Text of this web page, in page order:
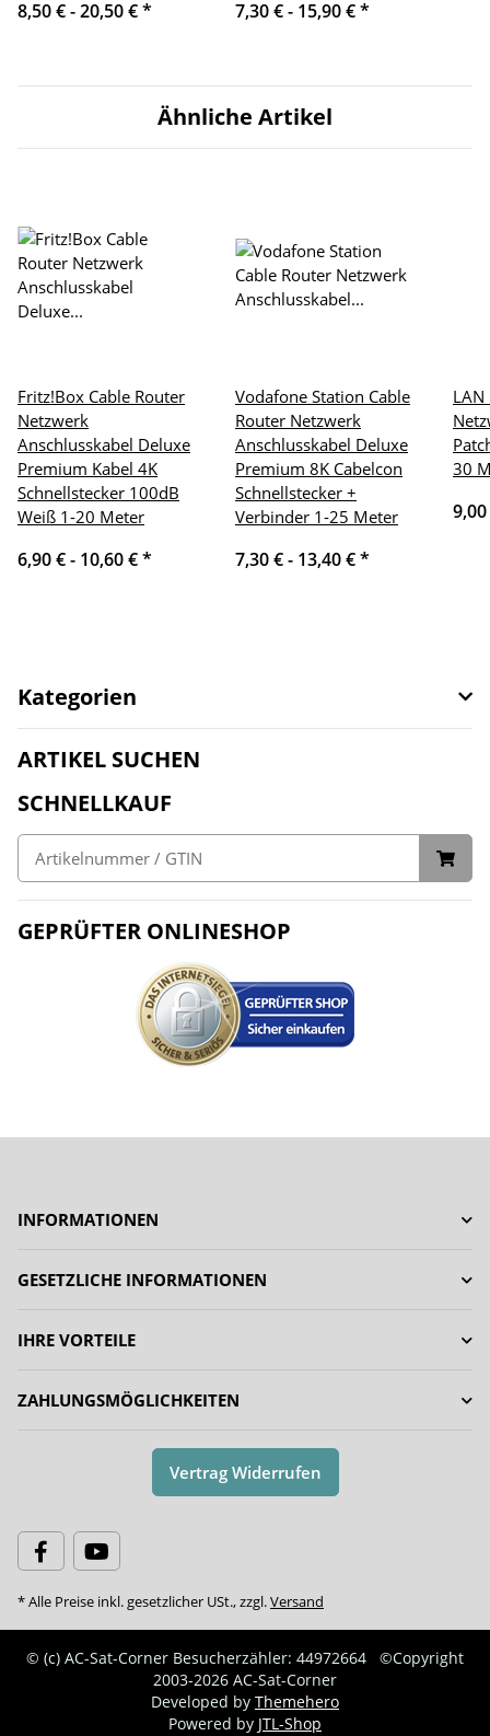
8,50 € -20,50 €* 7,30 € - 15,90 €*
Ähnliche Artikel
Fritz!Box Cable Router
Netzwerk
Anschlusskabel Deluxe
Premium Kabel 4K
Schnellstecker 100dB
Weiß 1-20 Meter
6,90 € - 10,60 €*
Vodafone Station Cable
Router Netzwerk
Anschlusskabel Deluxe
Premium 8K Cabelcon
Schnellstecker +
Verbinder 1-25 Meter
7,30 € - 13,40 €*
LAN
30
Kategorien
ARTIKEL SUCHEN
SCHNELLKAUF
GEPRÜFTER ONLINESHOP
INFORMATIONEN
GESETZLICHE INFORMATIONEN
IHRE VORTEILE
ZAHLUNGSMÖGLICHKEITEN
Vertrag Widerrufen
* Alle Preise inkl. gesetzlicher USt., zzgl.Versand
© (c) AC-Sat-Corner Besucherzähler: 44972664
©Copyright
2003-2026 AC-Sat-Corner
Developed by Themehero
Powered by JTL-Shop